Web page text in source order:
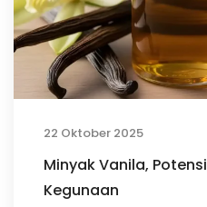
22 Oktober 2025
Minyak Vanila,
Kegunaan